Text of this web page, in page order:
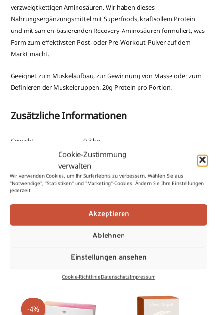
Cookie-Zustimmung
verwalten
Wir verwenden Cookies, um Ihr Surferlebnis zu verbessern. Wählen Sie aus
"Notwendige", "Statistiken" und "Marketing"-Cookies. Ändern Sie Ihre Einstellungen
jederzeit.
Akzeptieren
Ablehnen
Einstellungen ansehen
Cookie-RichtlinieDatenschutzImpressum
verzweigtkettigen Aminosäuren. Wir haben dieses
Nahrungsergänzungsmittel mit Superfoods, kraftvollem Protein
und mit samen-basierenden Recovery-Aminosäuren formuliert, was
Form zum effektivsten Post- oder Pre-Workout-Pulver auf dem
Markt macht.
Geeignet zum Muskelaufbau, zur Gewinnung von Masse oder zum
Definieren der Muskelgruppen. 20g Protein pro Portion.
Zusätzliche Informationen
Gewicht
0,3 kg
65 × 40 × 40 cm
Rain International
Herkunftsland
US
Zutaten & Nährwerte
Ähnliche Produkte
-4%
-4%
Preis
war:
Preis
ist: